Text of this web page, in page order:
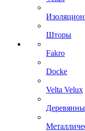
Шторы
Fakro
Docke
Velta Velux